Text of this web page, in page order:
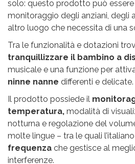
solo: questo prodotto può
monitoraggio degli anziani, degli
altro luogo che necessita di una
Tra le funzionalità e dotazioni
tranquillizzare il bambino a
musicale e una funzione per
ninne nanne differenti e delicate.
Il prodotto possiede il
temperatura, modalità di
notturna e regolazione del
molte lingue – tra le quali
frequenza che gestisce al
interferenze.